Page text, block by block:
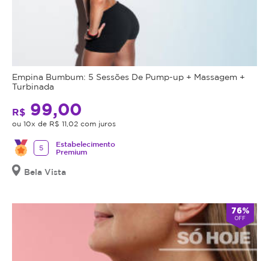
Empina Bumbum: 5 Sessões De Pump-up + Massagem +
Turbinada
R$ 99,00
ou 10x de R$ 11,02 com juros
5
Estabelecimento
Premium
Bela Vista
76%
OFF